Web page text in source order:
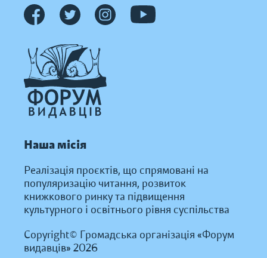
Наша місія
Реалізація проєктів, що спрямовані на
популяризацію читання, розвиток
книжкового ринку та підвищення
культурного і освітнього рівня суспільства
Copyright© Громадська організація «Форум
видавців» 2026